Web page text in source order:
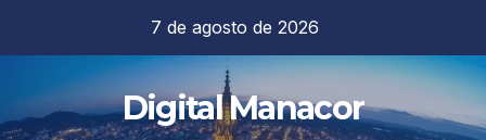
contenido
7 de agosto de 2026
Digital Manacor